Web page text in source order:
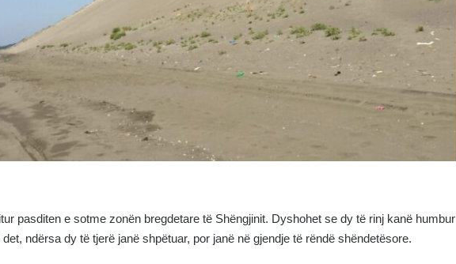
pasditen e sotme zonën bregdetare të Shëngjinit. Dyshohet se dy të rinj kanë humbur
ndërsa dy të tjerë janë shpëtuar, por janë në gjendje të rëndë shëndetësore.